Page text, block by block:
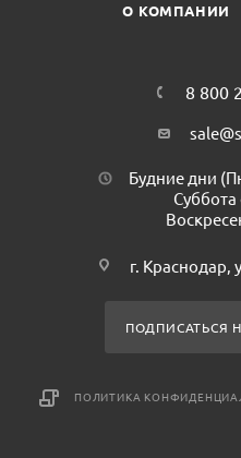
Внешняя ширина: 195
О КОМПАНИИ
8 800
Будние дни
Суббота
г.
ПОДПИСАТЬСЯ
ПОЛИТИКА